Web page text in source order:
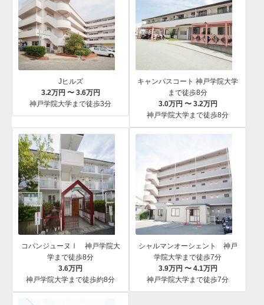
Jヒルズ
3.2万円 〜 3.6万円
神戸学院大学まで徒歩3分
キャンパスコート 神戸学院大学
まで徒歩8分
3.0万円 〜 3.2万円
神戸学院大学まで徒歩8分
コパンジューヌⅠ 神戸学院大
学まで徒歩8分
3.6万円
神戸学院大学まで徒歩約8分
シャルマンオーシェント 神戸
学院大学まで徒歩7分
3.9万円 〜 4.1万円
神戸学院大学まで徒歩7分